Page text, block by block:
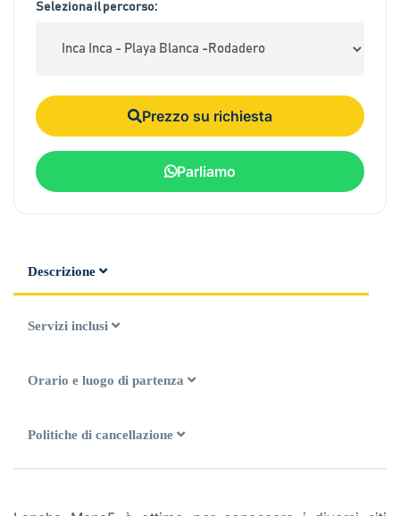
Seleziona il percorso:
Prezzo su richiesta
Parliamo
Descrizione
Servizi inclusi
Orario e luogo di partenza
Politiche di cancellazione